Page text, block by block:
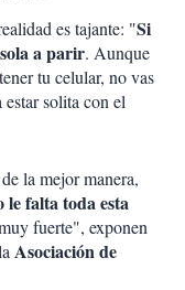
es tajante: "Si
a parir. Aunque
tu celular, no vas
estar solita con el
la mejor manera,
le falta toda esta
fuerte", exponen
Asociación de